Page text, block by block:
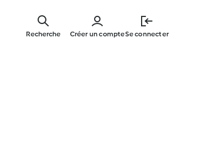
main
Créer un compteSe connecter
Recherche